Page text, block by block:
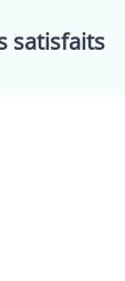
satisfaits